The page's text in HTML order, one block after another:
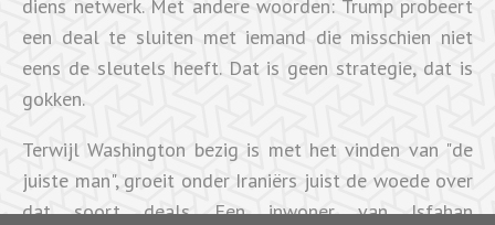
diens netwerk. Met andere woorden: Trump probeert
een deal te sluiten met iemand die misschien niet
eens de sleutels heeft. Dat is geen strategie, dat is
gokken.
Terwijl Washington bezig is met het vinden van "de
juiste man", groeit onder Iraniërs juist de woede over
dat soort deals. Een inwoner van Isfahan